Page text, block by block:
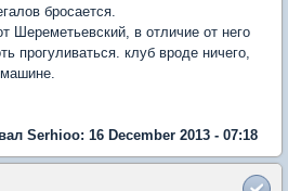
бросается.
Шереметьевский, в отличие от него
прогуливаться. клуб вроде ничего,
Serhioo: 16 December 2013 - 07:18